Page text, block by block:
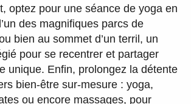
optez pour une séance de yoga en
des magnifiques parcs de
bien au sommet d’un terril, un
pour se recentrer et partager
unique. Enfin, prolongez la détente
bien-être sur-mesure : yoga,
ou encore massages, pour